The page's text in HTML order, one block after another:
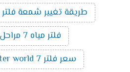
طريقة تغيير شمعة فلتر مياه 7
فلتر مياه 7 مراحل تانك
سعر فلتر water world 7 مراحل